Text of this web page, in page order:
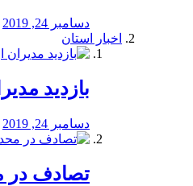
دسامبر 24, 2019
اخبار استان
بازدید
دسامبر 24, 2019
تصادف در